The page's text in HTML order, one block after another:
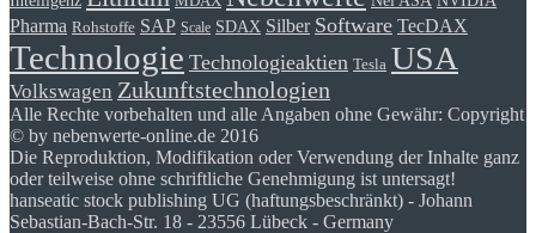
Pharma Rohstoffe SAP Scale SDAX Silber Software TecDAX
Technologie Technologieaktien Tesla USA
Volkswagen Zukunftstechnologien
Alle Rechte vorbehalten und alle Angaben ohne Gewähr: Copyright
© by nebenwerte-online.de 2016
Die Reproduktion, Modifikation oder Verwendung der Inhalte ganz
oder teilweise ohne schriftliche Genehmigung ist untersagt!
hanseatic stock publishing UG (haftungsbeschränkt) - Johann
Sebastian-Bach-Str. 18 - 23556 Lübeck - Germany